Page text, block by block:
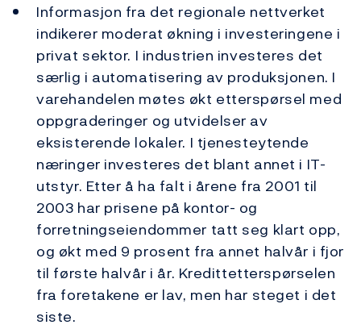
Informasjon fra det regionale nettverket
indikerer moderat økning i investeringene i
privat sektor. I industrien investeres det
særlig i automatisering av produksjonen. I
varehandelen møtes økt etterspørsel med
oppgraderinger og utvidelser av
eksisterende lokaler. I tjenesteytende
næringer investeres det blant annet i IT-
utstyr. Etter å ha falt i årene fra 2001 til
2003 har prisene på kontor- og
forretningseiendommer tatt seg klart opp,
og økt med 9 prosent fra annet halvår i fjor
til første halvår i år. Kredittetterspørselen
fra foretakene er lav, men har steget i det
siste.